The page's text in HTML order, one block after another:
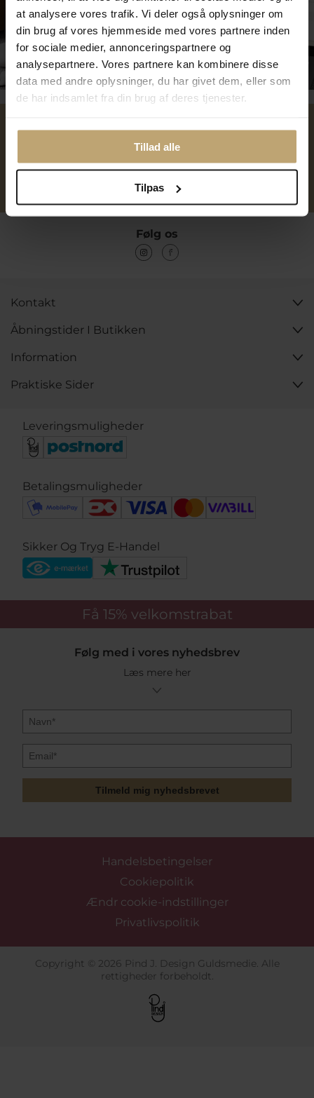
at analysere vores trafik. Vi deler også oplysninger om
din brug af vores hjemmeside med vores partnere inden
for sociale medier, annonceringspartnere og
analysepartnere. Vores partnere kan kombinere disse
data med andre oplysninger, du har givet dem, eller som
de har indsamlet fra din brug af deres tjenester.
Tillad alle
Tilpas
Tilmeld dig kundeklubben
Reparation af smykker og
Følg os
Kontakt
Åbningstider I Butikken
Information
Praktiske Sider
Leveringsmuligheder
Betalingsmuligheder
Sikker Og Tryg E-Handel
Få 15% velkomstrabat
Følg med i vores nyhedsbrev
Læs mere her
Tilmeld mig nyhedsbrevet
Handelsbetingelser
Cookiepolitik
Ændr cookie-indstillinger
Privatlivspolitik
Copyright © 2026 Pind J. Design Guldsmedie. Alle
rettigheder forbeholdt.